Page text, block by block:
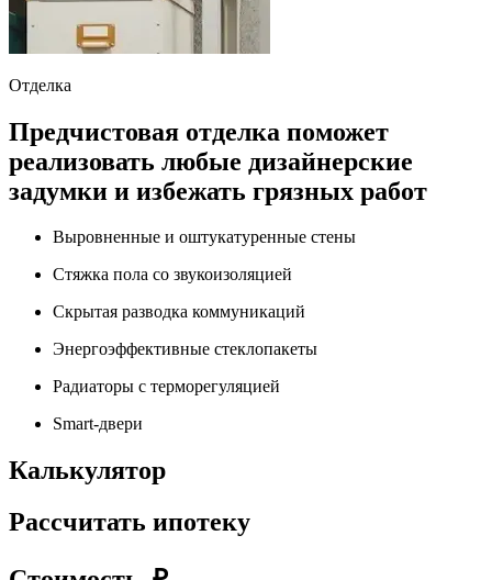
Отделка
Предчистовая отделка поможет
реализовать любые дизайнерские
задумки и избежать грязных работ
Выровненные и оштукатуренные стены
Стяжка пола со звукоизоляцией
Скрытая разводка коммуникаций
Энергоэффективные стеклопакеты
Радиаторы с терморегуляцией
Smart-двери
Калькулятор
Рассчитать ипотеку